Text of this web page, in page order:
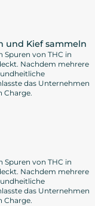
und Kief sammeln
Spuren von THC in
Nachdem mehrere
das Unternehmen
Charge.
Spuren von THC in
Nachdem mehrere
das Unternehmen
Charge.